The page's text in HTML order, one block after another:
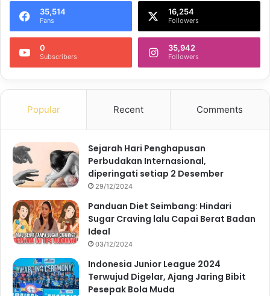
35,514
Fans
16,254
Followers
0
Subscribers
35,942
Followers
Popular Recent Comments
Sejarah Hari Penghapusan
Perbudakan Internasional,
diperingati setiap 2 Desember
29/12/2024
Panduan Diet Seimbang: Hindari
Sugar Craving lalu Capai Berat Badan
Ideal
03/12/2024
Indonesia Junior League 2024
Terwujud Digelar, Ajang Jaring Bibit
Pesepak Bola Muda